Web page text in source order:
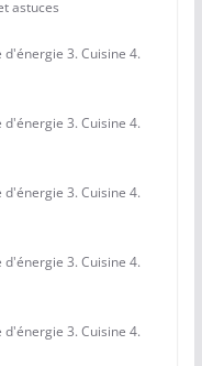
astuces
3. Cuisine 4.
3. Cuisine 4.
3. Cuisine 4.
3. Cuisine 4.
3. Cuisine 4.